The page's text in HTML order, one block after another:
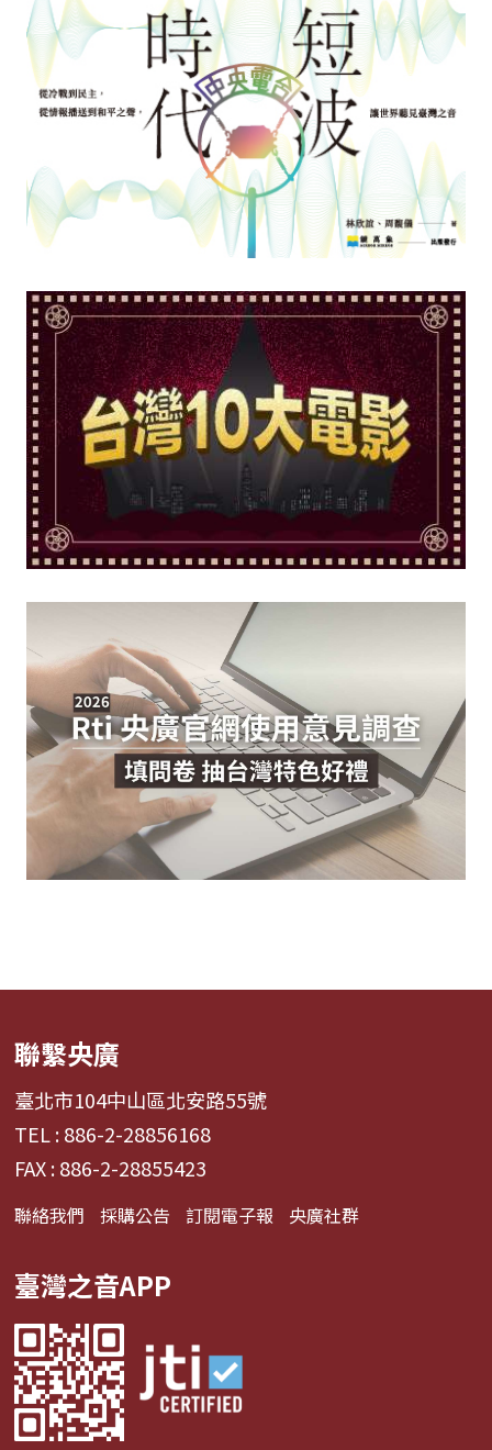
聯繫央廣
臺北市104中山區北安路55號
TEL : 886-2-28856168
FAX : 886-2-28855423
聯絡我們 採購公告 訂閱電子報 央廣社群
臺灣之音APP